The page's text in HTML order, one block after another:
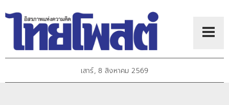
เสาร์, 8 สิงหาคม 2569